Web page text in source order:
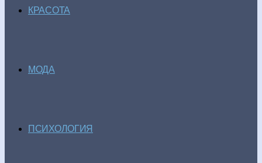
КРАСОТА
МОДА
ПСИХОЛОГИЯ